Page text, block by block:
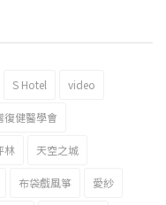
在石起」霸氣回歸
S Hotel video
復健醫學會
林 天空之城
布袋戲風箏 愛紗